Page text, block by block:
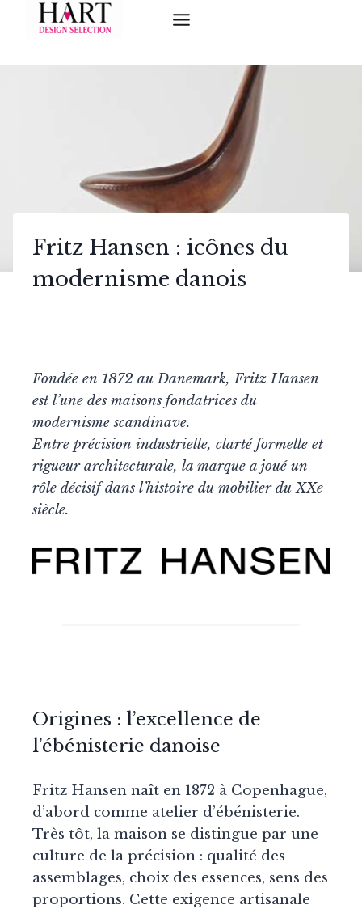
Fritz Hansen : icônes du
modernisme danois
Fondée en 1872 au Danemark, Fritz Hansen
est l’une des maisons fondatrices du
modernisme scandinave.
Entre précision industrielle, clarté formelle et
rigueur architecturale, la marque a joué un
rôle décisif dans l’histoire du mobilier du XXe
siècle.
Origines : l’excellence de
l’ébénisterie danoise
Fritz Hansen naît en 1872 à Copenhague,
d’abord comme atelier d’ébénisterie.
Très tôt, la maison se distingue par une
culture de la précision : qualité des
assemblages, choix des essences, sens des
proportions. Cette exigence artisanale